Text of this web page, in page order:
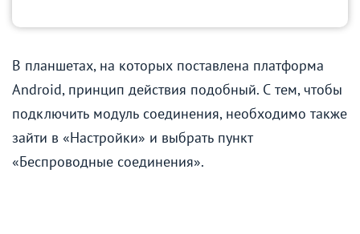
В планшетах, на которых поставлена платформа
Android, принцип действия подобный. С тем, чтобы
подключить модуль соединения, необходимо также
зайти в «Настройки» и выбрать пункт
«Беспроводные соединения».